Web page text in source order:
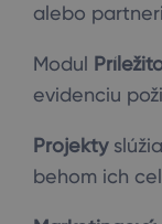
alebo
Modul
evidenciu
Projekty
behom ich